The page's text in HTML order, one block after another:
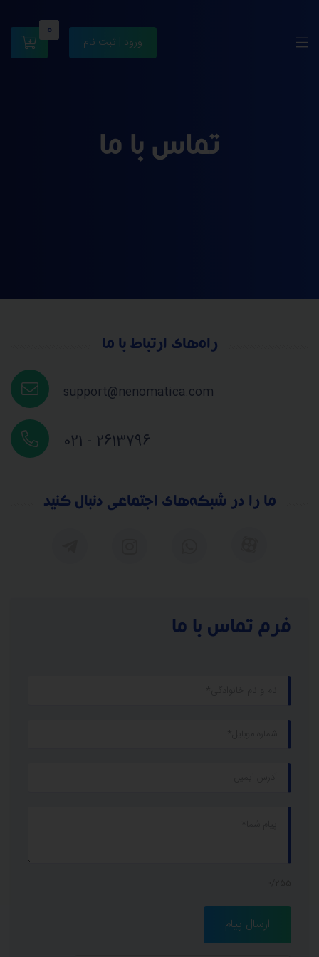
ورود | ثبت نام
0
تماس با ما
راه‌های ارتباط با ما
support@nenomatica.com
021 - 2613796
ما را در شبکه‌های اجتماعی دنبال کنید
فرم تماس با ما
ارسال پیام